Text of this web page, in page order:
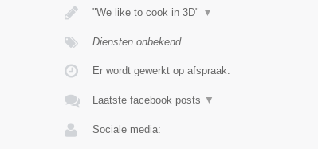
"We like to cook in 3D" ▼
Diensten onbekend
Er wordt gewerkt op afspraak.
Laatste facebook posts ▼
Sociale media: